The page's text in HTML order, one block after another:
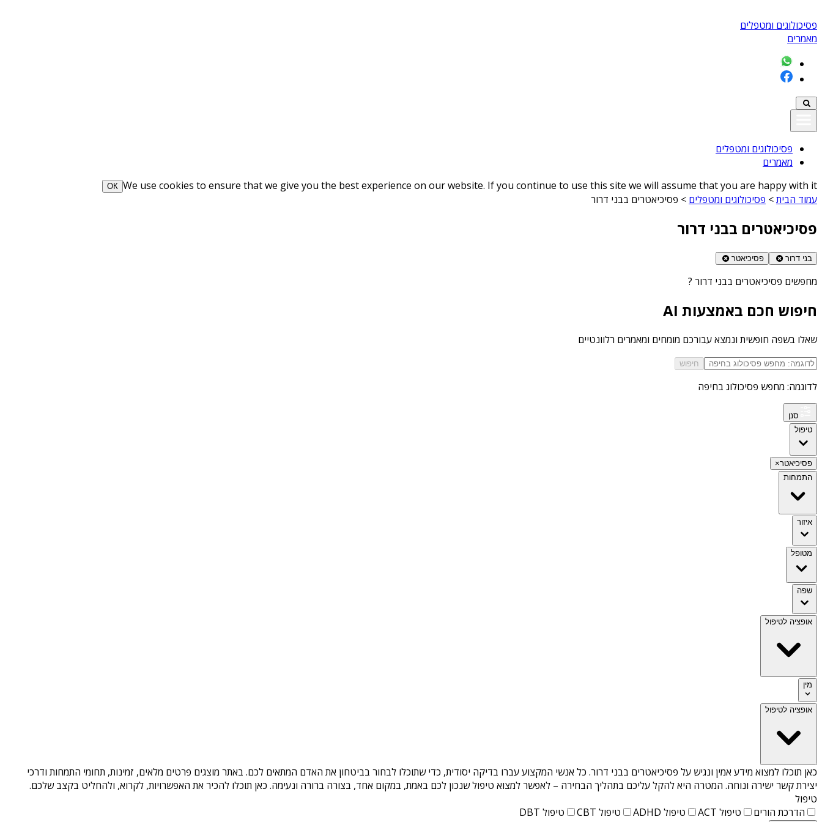
פסיכולוגים ומטפלים
מאמרים
פסיכולוגים ומטפלים
מאמרים
We use cookies to ensure that we give you the best experience on our website. If you continue to use this site we will assume that you are happy with it
ОК
עמוד הבית> פסיכולוגים ומטפלים > פסיכיאטרים בבני דרור
פסיכיאטרים בבני דרור
בני דרור פסיכיאטר
מחפשים פסיכיאטרים בבני דרור ?
חיפוש חכם באמצעות AI
שאלו בשפה חופשית ונמצא עבורכם מומחים ומאמרים רלוונטיים
חיפוש
לדוגמה: מחפש פסיכולוג בחיפה
סנן
טיפול
פסיכיאטר×
התמחות
איזור
מטופל
שפה
אופציה לטיפול
מין
אופציה לטיפול
כאן תוכלו למצוא מידע אמין ונגיש על פסיכיאטרים בבני דרור. כל אנשי המקצוע עברו בדיקה יסודית, כדי שתוכלו לבחור בביטחון את האדם המתאים לכם. באתר מוצגים פרטים מלאים, זמינות, תחומי התמחות ודרכי
יצירת קשר ישירה ונוחה. המטרה היא להקל עליכם בתהליך הבחירה – לאפשר למצוא טיפול שנכון לכם באמת, במקום אחד, בצורה ברורה ונעימה. כאן תוכלו להכיר את האפשרויות, לקרוא, ולהחליט בקצב שלכם.
טיפול
הדרכת הורים
טיפול ACT טיפול ADHD טיפול CBT טיפול DBT